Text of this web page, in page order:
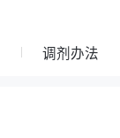
调剂办法